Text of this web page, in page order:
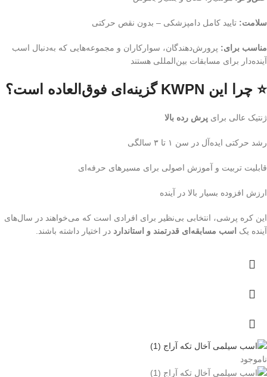
سلامت: تایید کامل دامپزشکی – بدون نقص حرکتی
مناسب برای: پرورش‌دهندگان، سوارکاران و مجموعه‌هایی که به‌دنبال اسب
آینده‌دار برای مسابقات بین‌المللی هستند
⭐ چرا این KWPN گزینه‌ای فوق‌العاده است؟
ژنتیک عالی برای پرش رده بالا
رشد حرکتی ایده‌آل در سن ۱ تا ۳ سالگی
قابلیت تربیت و آموزش اصولی برای مسیرهای حرفه‌ای
ارزش افزوده بسیار بالا در آینده
این کره پرشی، انتخابی بی‌نظیر برای افرادی است که می‌خواهند در سال‌های
آینده یک
اسب مسابقه‌ای قدرتمند و استاندارد در اختیار داشته باشند.
ناموجود